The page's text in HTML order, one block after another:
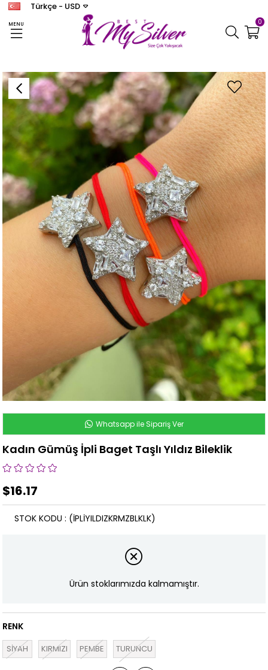
MENU
Türkçe - USD
0
Kadın Gümüş İpli Baget Taşlı Yıldız Bileklik
Whatsapp ile Sipariş Ver
Kadın Gümüş İpli Baget Taşlı Yıldız Bileklik
$16.17
(İPLİYILDIZKRMZBLKLK)
STOK KODU
Ürün stoklarımızda kalmamıştır.
RENK
SİYAH KIRMIZI PEMBE TURUNCU